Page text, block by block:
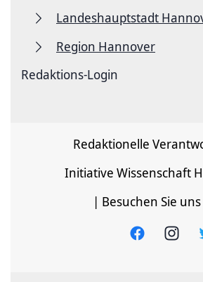
Landeshauptstadt
Region Hannover
Redaktions-Login
Redaktionelle
Initiative Wissenschaft
| Besuchen Sie